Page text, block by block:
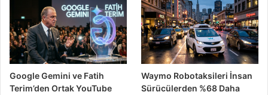
Google Gemini ve Fatih
Terim’den Ortak YouTube
Waymo Robotaksileri İnsan
Sürücülerden %68 Daha